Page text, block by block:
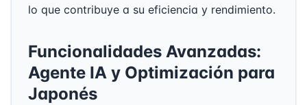
lo que contribuye a su eficiencia y rendimiento.
Funcionalidades Avanzadas:
Agente IA y Optimización para
Japonés